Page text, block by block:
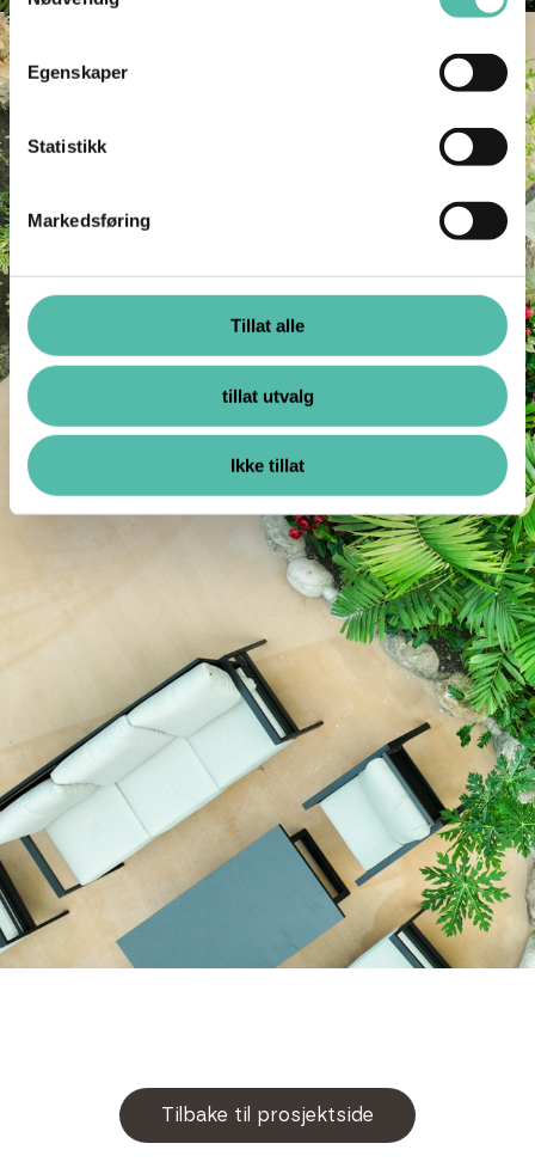
Egenskaper
Statistikk
Markedsføring
Tillat alle
tillat utvalg
Ikke tillat
Tilbake til prosjektside